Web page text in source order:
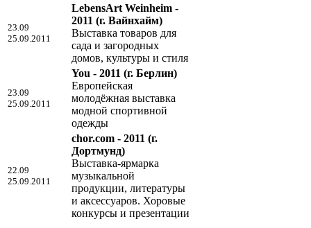
23.09
25.09.2011
LebensArt Weinheim -
2011 (г. Вайнхайм)
Выставка товаров для
сада и загородных
домов, культуры и стиля
23.09
25.09.2011
You - 2011 (г. Берлин)
Европейская
молодёжная выставка
модной спортивной
одежды
22.09
25.09.2011
chor.com - 2011 (г.
Дортмунд)
Выставка-ярмарка
музыкальной
продукции, литературы
и аксессуаров. Хоровые
конкурсы и презентации